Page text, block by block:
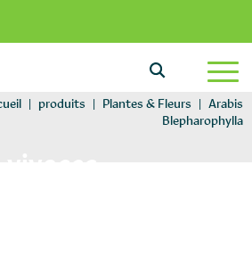
Passer au contenu
Menu principal
| produits | Plantes & Fleurs | Arabis
Blepharophylla